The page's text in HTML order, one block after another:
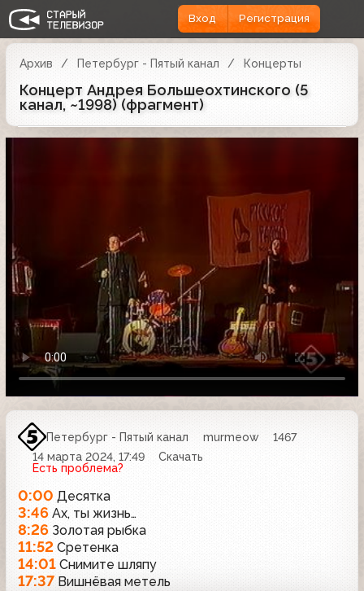
Вход Регистрация
Архив Петербург - Пятый канал Концерты
Концерт Андрея Большеохтинского (5
канал, ~1998) (фрагмент)
Петербург - Пятый канал murmeow
1467
14 марта 2024, 17:49
Скачать
Есть проблема?
0:00 Десятка
3:46 Ах, ты жизнь…
8:26 Золотая рыбка
11:52 Сретенка
14:01 Снимите шляпу
17:37 Вишнёвая метель